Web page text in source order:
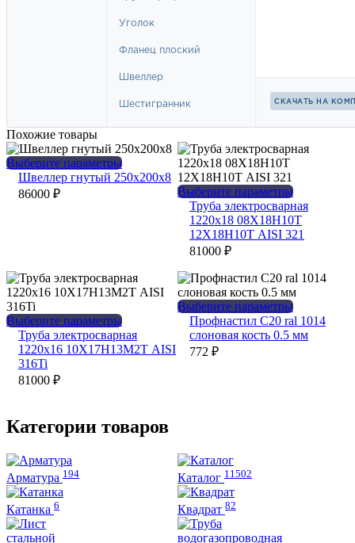
Похожие товары
Выберите параметрыЭтот
товар
на
странице
Швеллер гнутый 250х200х8
86000 ₽ Выберите параметрыЭтот
товар
имеет
несколько
можно
выбрать
на
странице
товара.
Труба электросварная
1220х18 08Х18Н10Т
12Х18Н10Т AISI 321
81000 ₽
Выберите параметрыЭтот
товар
имеет
на
Труба электросварная
1220х16 10Х17Н13М2Т AISI
316Ti
81000 ₽
Выберите параметрыЭтот
товар
имеет
Профнастил С20 ral 1014
слоновая кость 0.5 мм
772 ₽
Категории товаров
Арматура 194 Каталог 11502
Катанка 6 Квадрат 82